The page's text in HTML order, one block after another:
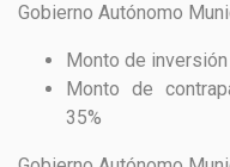
Gobierno Autónomo
Monto de
Monto de
35%